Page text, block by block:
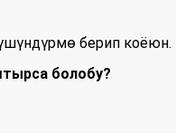
берип коёюн.
болобу?